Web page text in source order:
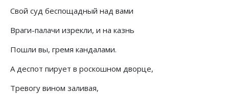
Свой суд беспощадный над вами
Враги-палачи изрекли, и на казнь
Пошли вы, гремя кандалами.
А деспот пирует в роскошном дворце,
Тревогу вином заливая,